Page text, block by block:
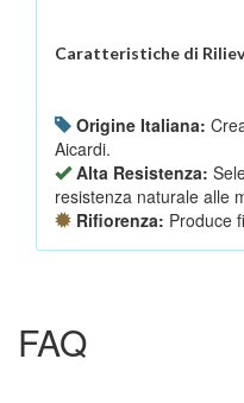
Caratteristiche di
Origine Italiana:
Aicardi.
Alta Resistenza:
resistenza naturale alle
Rifiorenza: Produce
FAQ